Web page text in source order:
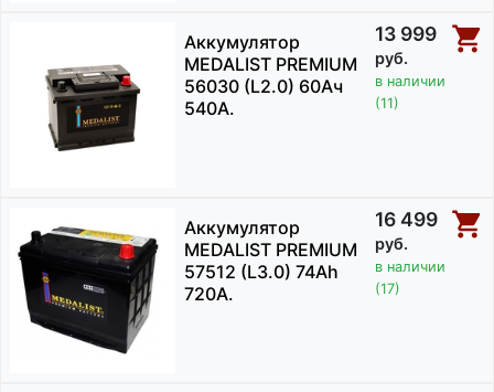
Аккумулятор
MEDALIST PREMIUM
56030 (L2.0) 60Ач
540А.
13 999
руб.
в наличии
(11)
Аккумулятор
MEDALIST PREMIUM
57512 (L3.0) 74Ah
720A.
16 499
руб.
в наличии
(17)